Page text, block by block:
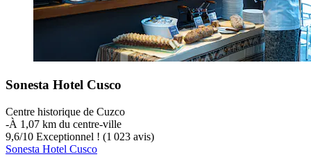
Sonesta Hotel Cusco
Centre historique de Cuzco
‐À 1,07 km du centre-ville
9,6/10 Exceptionnel ! (1 023 avis)
Sonesta Hotel Cusco